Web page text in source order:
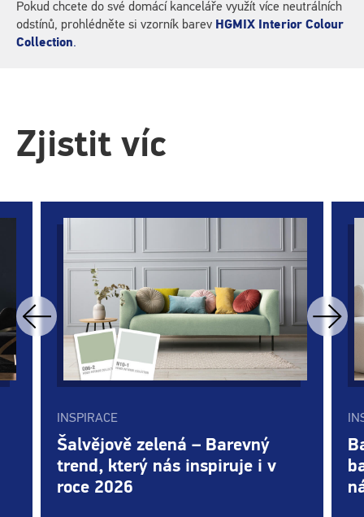
Pokud chcete do své domácí kanceláře využít více neutrálních
odstínů, prohlédněte si vzorník barev HGMIX Interior Colour
Collection.
Zjistit víc
INSPIRACE
Šalvějově zelená – Barevný
trend, který nás inspiruje i v
roce 2026